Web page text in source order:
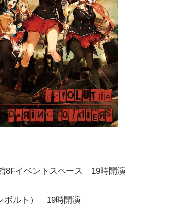
8Fイベントスペース 19時開演
ボルト） 19時開演